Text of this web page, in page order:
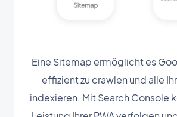
Eine Sitemap ermöglicht es
effizient zu crawlen und alle
indexieren. Mit Search Console